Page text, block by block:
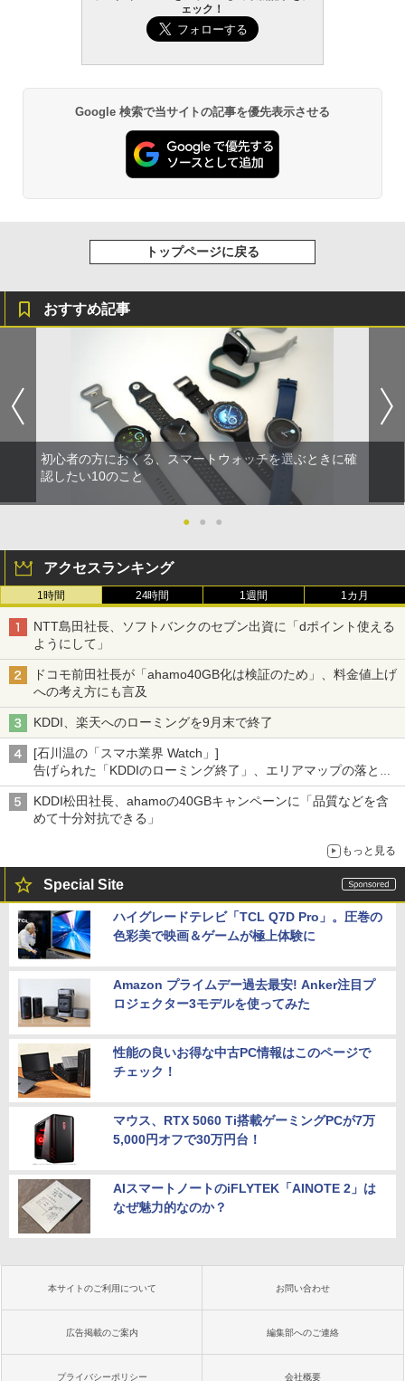
ェック！
Google 検索で当サイトの記事を優先表示させる
トップページに戻る
おすすめ記事
初心者の方におくる、スマートウォッチを選ぶときに確
認したい10のこと
● ● ●
アクセスランキング
1時間 24時間 1週間 1カ月
NTT島田社長、ソフトバンクのセブン出資に「dポイント使える
ようにして」
ドコモ前田社長が「ahamo40GB化は検証のため」、料金値上げ
への考え方にも言及
KDDI、楽天へのローミングを9月末で終了
[石川温の「スマホ業界 Watch」]
告げられた「KDDIのローミング終了」、エリアマップの落とし
穴と楽天モバイルの課題
KDDI松田社長、ahamoの40GBキャンペーンに「品質などを含
めて十分対抗できる」
もっと見る
Special Site
ハイグレードテレビ「TCL Q7D Pro」。圧巻の
色彩美で映画＆ゲームが極上体験に
Amazon プライムデー過去最安! Anker注目プ
ロジェクター3モデルを使ってみた
性能の良いお得な中古PC情報はこのページで
チェック！
マウス、RTX 5060 Ti搭載ゲーミングPCが7万
5,000円オフで30万円台！
AIスマートノートのiFLYTEK「AINOTE 2」は
なぜ魅力的なのか？
本サイトのご利用について お問い合わせ
広告掲載のご案内 編集部へのご連絡
プライバシーポリシー 会社概要